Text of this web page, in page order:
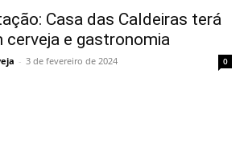
Casa das Caldeiras terá
cerveja e gastronomia
- 3 de fevereiro de 2024 0